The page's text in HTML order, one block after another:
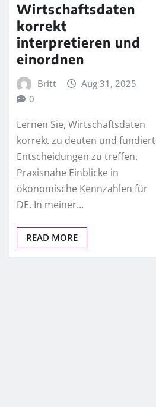
Wirtschaftsdaten
korrekt
interpretieren und
einordnen
Britt
Aug 31, 2025
0
Lernen Sie, Wirtschaftsdaten
korrekt zu deuten und
Entscheidungen zu treffen.
Praxisnahe Einblicke in
ökonomische Kennzahlen für
DE. In meiner…
READ MORE